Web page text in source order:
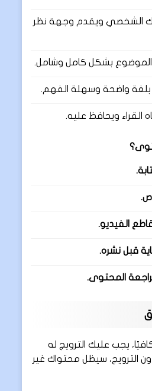
الشخصي ويقدم وجهة نظر
بشكل كامل وشامل.
واضحة وسهلة الفهم.
القراء ويحافظ عليه.
الفيديو.
قبل نشره.
المحتوى.
يجب عليك الترويج له
الترويج، سيظل محتواك غير